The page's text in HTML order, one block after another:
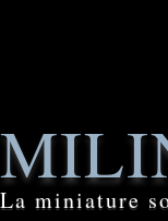
La miniature